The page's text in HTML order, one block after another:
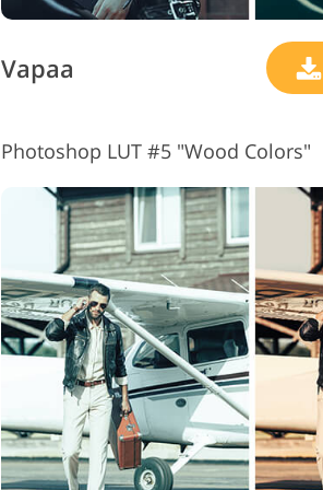
Vapaa
Photoshop LUT #5 "Wood Colors"